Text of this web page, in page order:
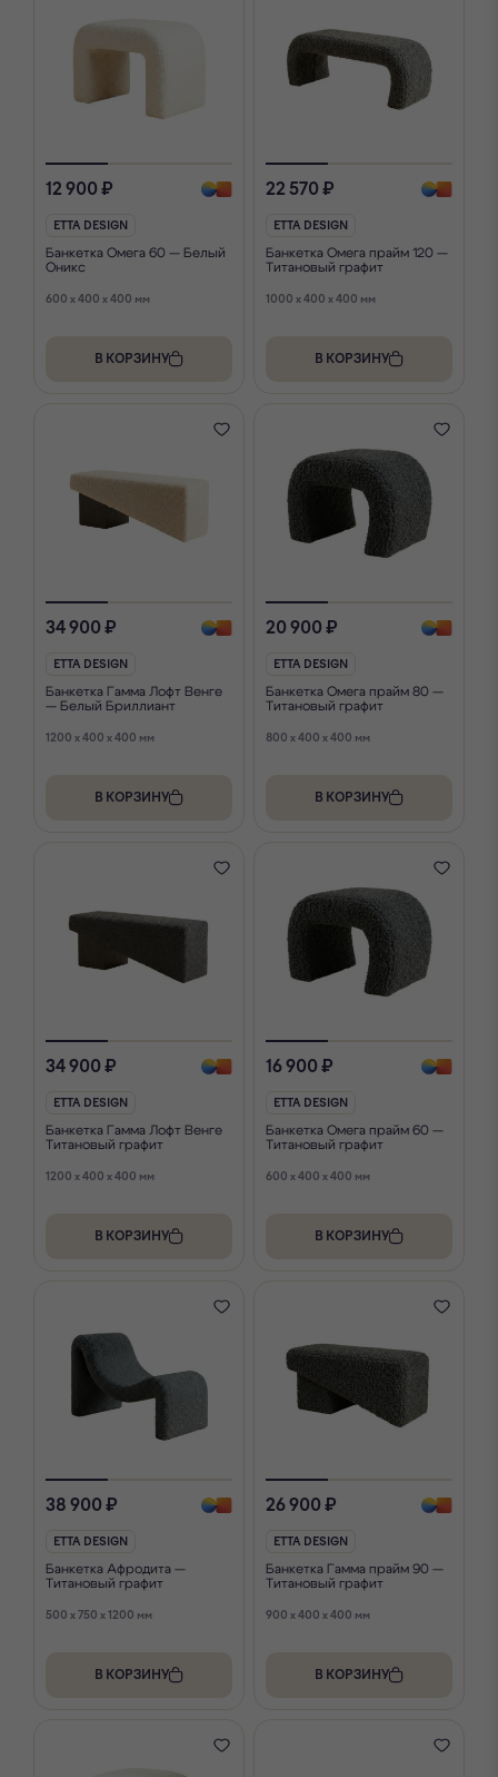
12 900 ₽
ETTA DESIGN
Банкетка Омега 60 — Белый
Оникс
600 x 400 x 400 мм
В КОРЗИНУ
22 570 ₽
ETTA DESIGN
Банкетка Омега прайм 120 —
Титановый графит
1000 x 400 x 400 мм
В КОРЗИНУ
34 900 ₽
ETTA DESIGN
Банкетка Гамма Лофт Венге
— Белый Бриллиант
1200 x 400 x 400 мм
В КОРЗИНУ
20 900 ₽
ETTA DESIGN
Банкетка Омега прайм 80 —
Титановый графит
800 x 400 x 400 мм
В КОРЗИНУ
34 900 ₽
ETTA DESIGN
Банкетка Гамма Лофт Венге
Титановый графит
1200 x 400 x 400 мм
В КОРЗИНУ
16 900 ₽
ETTA DESIGN
Банкетка Омега прайм 60 —
Титановый графит
600 x 400 x 400 мм
В КОРЗИНУ
38 900 ₽
ETTA DESIGN
Банкетка Афродита —
Титановый графит
500 x 750 x 1200 мм
В КОРЗИНУ
26 900 ₽
ETTA DESIGN
Банкетка Гамма прайм 90 —
Титановый графит
900 x 400 x 400 мм
В КОРЗИНУ